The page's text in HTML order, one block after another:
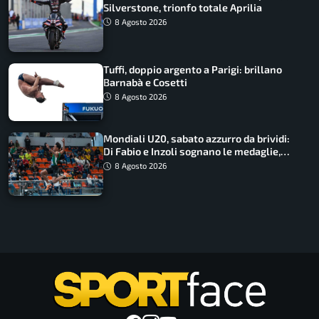
Silverstone, trionfo totale Aprilia
8 Agosto 2026
Tuffi, doppio argento a Parigi: brillano
Barnabà e Cosetti
8 Agosto 2026
Mondiali U20, sabato azzurro da brividi:
Di Fabio e Inzoli sognano le medaglie,
Castellani e Succo in finale
8 Agosto 2026